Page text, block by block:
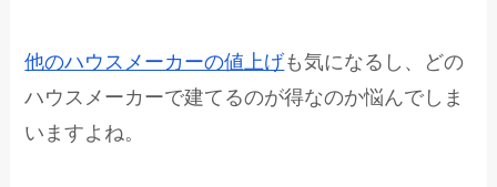
他のハウスメーカーの値上げも気になるし、どの
ハウスメーカーで建てるのが得なのか悩んでしま
いますよね。